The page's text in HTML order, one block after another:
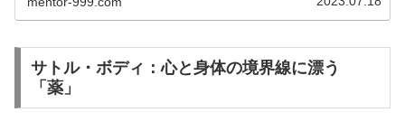
サトル・ボディ：心と身体の境界線に漂う
「薬」